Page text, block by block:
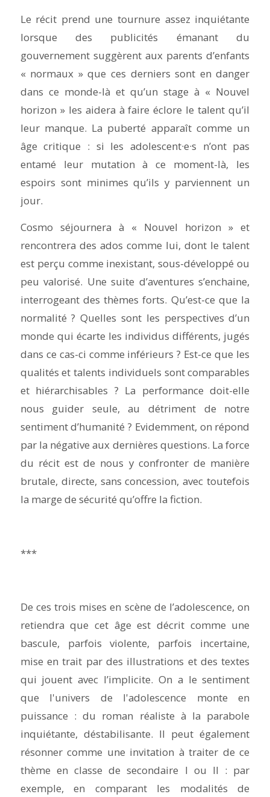
Le récit prend une tournure assez inquiétante
lorsque des publicités émanant du
gouvernement suggèrent aux parents d’enfants
« normaux » que ces derniers sont en danger
dans ce monde-là et qu’un stage à « Nouvel
horizon » les aidera à faire éclore le talent qu’il
leur manque. La puberté apparaît comme un
âge critique : si les adolescent·e·s n’ont pas
entamé leur mutation à ce moment-là, les
espoirs sont minimes qu’ils y parviennent un
jour.
Cosmo séjournera à « Nouvel horizon » et
rencontrera des ados comme lui, dont le talent
est perçu comme inexistant, sous-développé ou
peu valorisé. Une suite d’aventures s’enchaine,
interrogeant des thèmes forts. Qu’est-ce que la
normalité ? Quelles sont les perspectives d’un
monde qui écarte les individus différents, jugés
dans ce cas-ci comme inférieurs ? Est-ce que les
qualités et talents individuels sont comparables
et hiérarchisables ? La performance doit-elle
nous guider seule, au détriment de notre
sentiment d’humanité ? Evidemment, on répond
par la négative aux dernières questions. La force
du récit est de nous y confronter de manière
brutale, directe, sans concession, avec toutefois
la marge de sécurité qu’offre la fiction.
***
De ces trois mises en scène de l’adolescence, on
retiendra que cet âge est décrit comme une
bascule, parfois violente, parfois incertaine,
mise en trait par des illustrations et des textes
qui jouent avec l’implicite. On a le sentiment
que l'univers de l'adolescence monte en
puissance : du roman réaliste à la parabole
inquiétante, déstabilisante. Il peut également
résonner comme une invitation à traiter de ce
thème en classe de secondaire I ou II : par
exemple, en comparant les modalités de